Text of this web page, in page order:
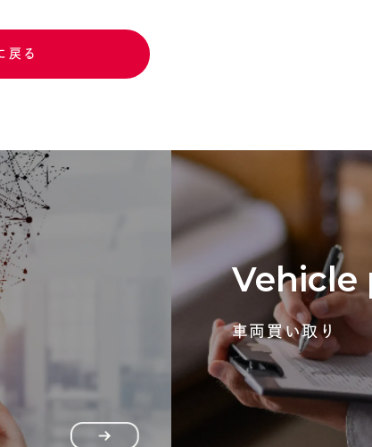
戻る
Vehicle
車両買い取り